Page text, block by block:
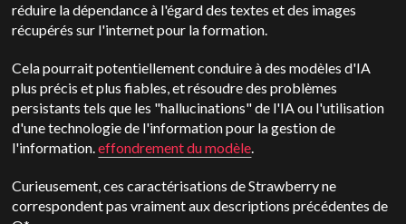
réduire la dépendance à l'égard des textes et des images
récupérés sur l'internet pour la formation.
Cela pourrait potentiellement conduire à des modèles d'IA
plus précis et plus fiables, et résoudre des problèmes
persistants tels que les "hallucinations" de l'IA ou l'utilisation
d'une technologie de l'information pour la gestion de
l'information.effondrement du modèle.
Curieusement, ces caractérisations de Strawberry ne
correspondent pas vraiment aux descriptions précédentes de